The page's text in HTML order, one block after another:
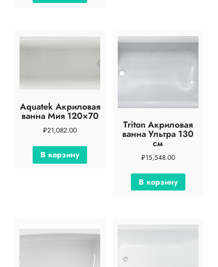
Aquatek Акриловая
ванна Мия 120×70
₽21,082.00
В корзину
Triton Акриловая
ванна Ультра 130
см
₽15,548.00
В корзину